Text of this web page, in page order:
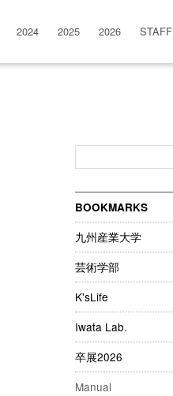
2024 2025 2026 STAFF
BOOKMARKS
九州産業大学
芸術学部
K'sLife
Iwata Lab.
卒展2026
Manual